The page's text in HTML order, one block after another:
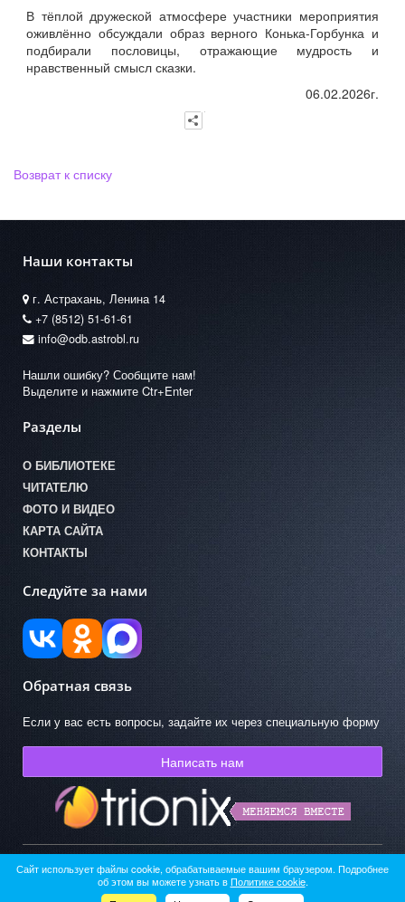
В тёплой дружеской атмосфере участники мероприятия
оживлённо обсуждали образ верного Конька‑Горбунка и
подбирали пословицы, отражающие мудрость и
нравственный смысл сказки.
06.02.2026г.
Возврат к списку
Наши контакты
г. Астрахань, Ленина 14
+7 (8512) 51-61-61
info@odb.astrobl.ru
Нашли ошибку? Сообщите нам!
Выделите и нажмите Ctr+Enter
Разделы
О БИБЛИОТЕКЕ
ЧИТАТЕЛЮ
ФОТО И ВИДЕО
КАРТА САЙТА
КОНТАКТЫ
Следуйте за нами
Обратная связь
Если у вас есть вопросы, задайте их через специальную форму
Написать нам
© ГКУК АО «Областная детская библиотека» 2026
Сайт использует файлы cookie, обрабатываемые вашим браузером. Подробнее
об этом вы можете узнать вПолитике cookie.